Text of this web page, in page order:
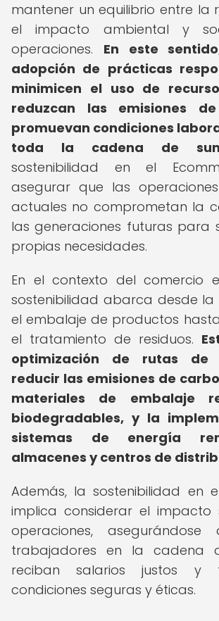
mantener un equilibrio entre la
el impacto ambiental y
operaciones. En este
adopción de prácticas
minimicen el uso de
reduzcan las emisiones
promuevan condiciones
toda la cadena de
sostenibilidad en el
asegurar que las
actuales no comprometan la
las generaciones futuras para
propias necesidades.
En el contexto del comercio
sostenibilidad abarca desde
el embalaje de productos
el tratamiento de residuos.
optimización de rutas de
reducir las emisiones de
materiales de embalaje
biodegradables, y la
sistemas de energía
almacenes y centros de
Además, la sostenibilidad en
implica considerar el impacto
operaciones,
trabajadores en la cadena
reciban salarios justos y
condiciones seguras y éticas.